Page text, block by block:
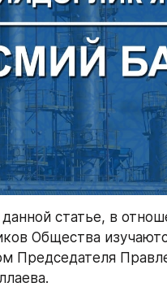
статье, в
Общества
Председателя